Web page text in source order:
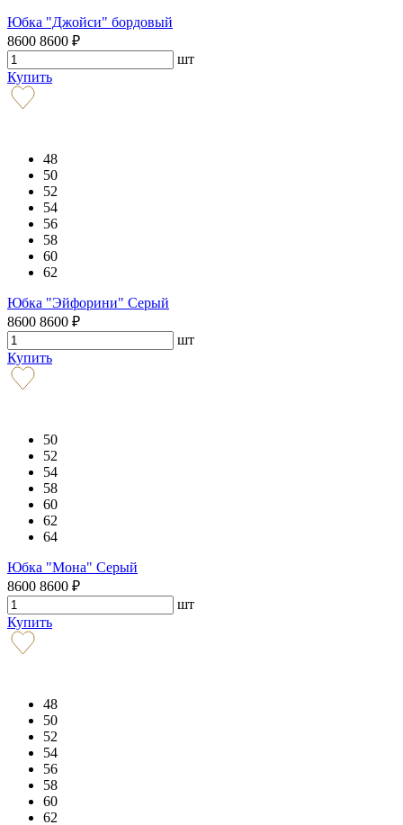
Юбка "Джойси" бордовый
8600 8600 ₽
шт
Купить
48
50
52
54
56
58
60
62
Юбка "Эйфорини" Серый
8600 8600 ₽
шт
Купить
50
52
54
58
60
62
64
Юбка "Мона" Серый
8600 8600 ₽
шт
Купить
48
50
52
54
56
58
60
62